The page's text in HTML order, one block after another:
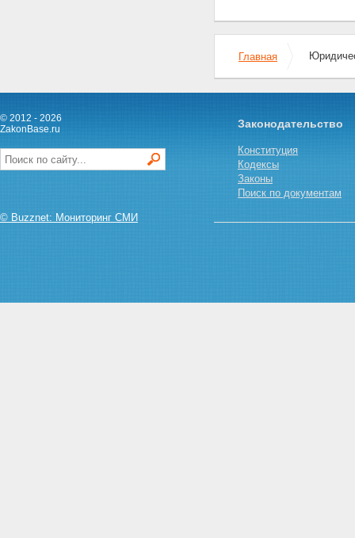
Главная
© 2012 - 2026
ZakonBase.ru
© Buzznet: Мониторинг СМИ
Законодательство
Конституция
Кодексы
Законы
Поиск по документам